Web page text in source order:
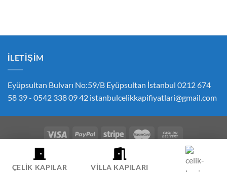
İLETIŞIM
Eyüpsultan Bulvarı No:59/B Eyüpsultan İstanbul 0212 674
58 39 - 0542 338 09 42 istanbulcelikkapifiyatlari@gmail.com
ÇEREZ POLITIKASI GIZLILIK POLITIKASI
İPTAL VE İADE POLITIKASI
ÇELIK KAPI FIYATLARI SIPARIŞ İLETIŞIM
HESABIM
ÇELIK KAPILAR VILLA KAPILARI